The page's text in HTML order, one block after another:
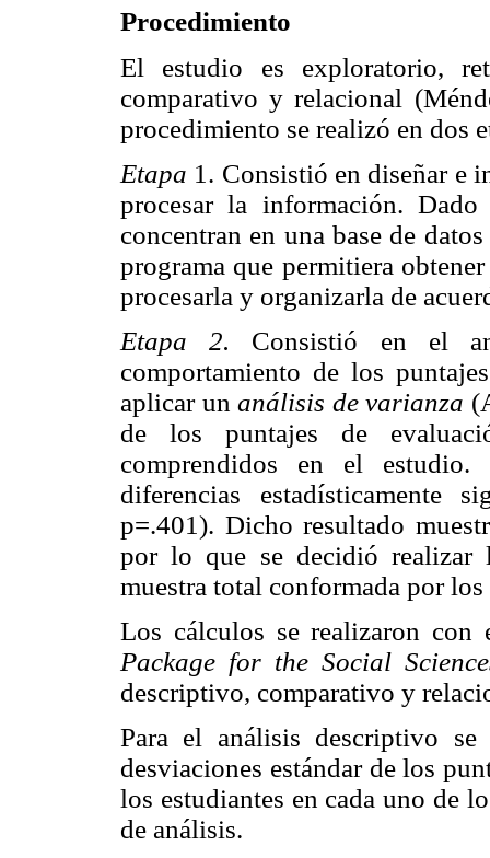
Procedimiento
El estudio es exploratorio,
comparativo y relacional
procedimiento se realizó en dos
Etapa 1. Consistió en diseñar e
procesar la información.
concentran en una base de
programa que permitiera
procesarla y organizarla de
Etapa 2. Consistió en el
comportamiento de los
aplicar unanálisis de varianza
de los puntajes de
comprendidos en el
diferencias estadísticamente
p=.401). Dicho resultado
por lo que se decidió realizar
muestra total conformada por
Los cálculos se realizaron
Package for the Social
descriptivo, comparativo y
Para el análisis descriptivo
desviaciones estándar de los
los estudiantes en cada uno de
de análisis.